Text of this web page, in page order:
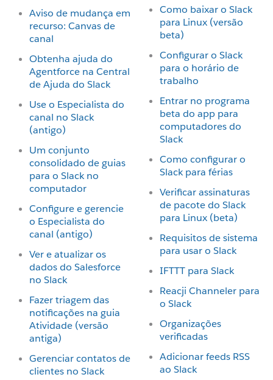
Aviso de mudança em
recurso: Canvas de
canal
Obtenha ajuda do
Agentforce na Central
de Ajuda do Slack
Use o Especialista do
canal no Slack
(antigo)
Um conjunto
consolidado de guias
para o Slack no
computador
Configure e gerencie
o Especialista do
canal (antigo)
Ver e atualizar os
dados do Salesforce
no Slack
Fazer triagem das
notificações na guia
Atividade (versão
antiga)
Gerenciar contatos de
clientes no Slack
Como baixar o Slack
para Linux (versão
beta)
Configurar o Slack
para o horário de
trabalho
Entrar no programa
beta do app para
computadores do
Slack
Como configurar o
Slack para férias
Verificar assinaturas
de pacote do Slack
para Linux (beta)
Requisitos de sistema
para usar o Slack
IFTTT para Slack
Reacji Channeler para
o Slack
Organizações
verificadas
Adicionar feeds RSS
ao Slack